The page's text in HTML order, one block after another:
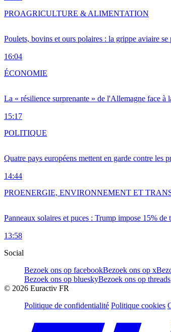
Poulets, bovins et ours polaires : la grippe aviaire se
16:04
PROAGRICULTURE & ALIMENTATION
La « résilience surprenante » de l'Allemagne face à
15:17
ÉCONOMIE
Quatre pays européens mettent en garde contre les
14:44
POLITIQUE
Panneaux solaires et puces : Trump impose 15%
13:58
PROENERGIE, ENVIRONNEMENT ET
Social
Bezoek ons op facebookBezoek ons op x
Bezoek ons op blueskyBezoek ons op threads
© 2026 Euractiv FR
Politique de confidentialité Politique cookies